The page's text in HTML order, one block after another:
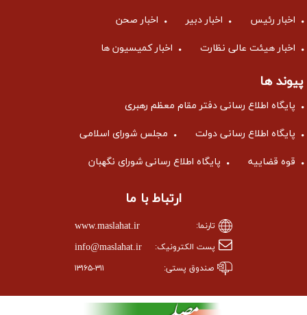
اخبار رئیس اخبار دبیر اخبار صحن
اخبار هیئت عالی نظارت اخبار کمیسیون ها
پیوند ها
پایگاه اطلاع رسانی دفتر مقام معظم رهبری
پایگاه اطلاع رسانی دولت مجلس شورای اسلامی
قوه قضاییه پایگاه اطلاع رسانی شورای نگهبان
ارتباط با ما
تارنما: www.maslahat.ir
پست الکترونیک: info@maslahat.ir
صندوق پستی: ۱۳۱۶۵-۳۱۱